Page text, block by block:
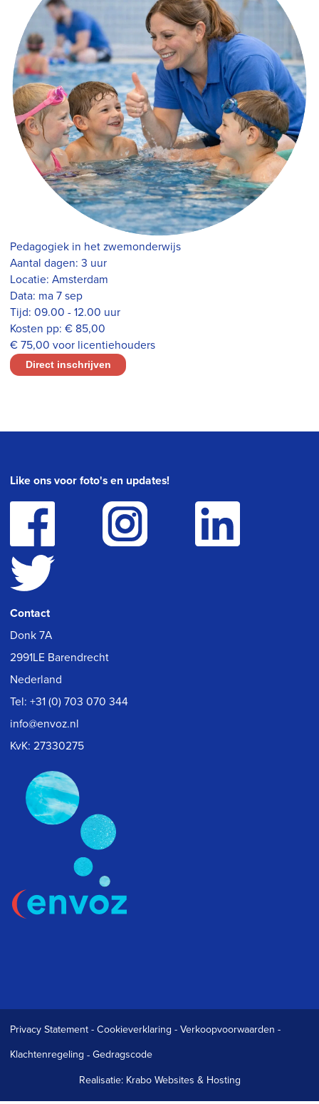
Pedagogiek in het zwemonderwijs
Aantal dagen:3 uur
Locatie:Amsterdam
Data: ma 7 sep
Tijd:09.00 - 12.00 uur
Kosten pp:€ 85,00
€ 75,00 voor licentiehouders
Direct inschrijven
Like ons voor foto's en updates!
Contact
Donk 7A
2991LE Barendrecht
Nederland
Tel:+31 (0) 703 070 344
info@envoz.nl
KvK: 27330275
Privacy Statement -Cookieverklaring -Verkoopvoorwaarden -
Klachtenregeling -Gedragscode
Realisatie: Krabo Websites & Hosting